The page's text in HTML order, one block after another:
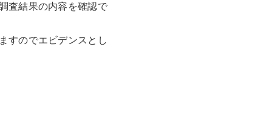
査結果の内容を確認で
すのでエビデンスとし